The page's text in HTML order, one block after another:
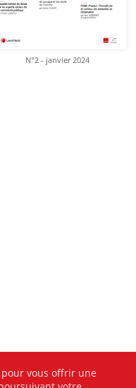
N°2 - janvier 2024
pour vous offrir une